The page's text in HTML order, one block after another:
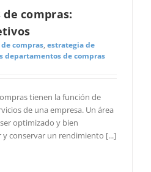
compras:
compras, estrategia de
departamentos de compras
tienen la función de
de una empresa. Un área
optimizado y bien
conservar un rendimiento [...]